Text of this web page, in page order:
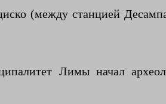
(между станцией
Лимы начал